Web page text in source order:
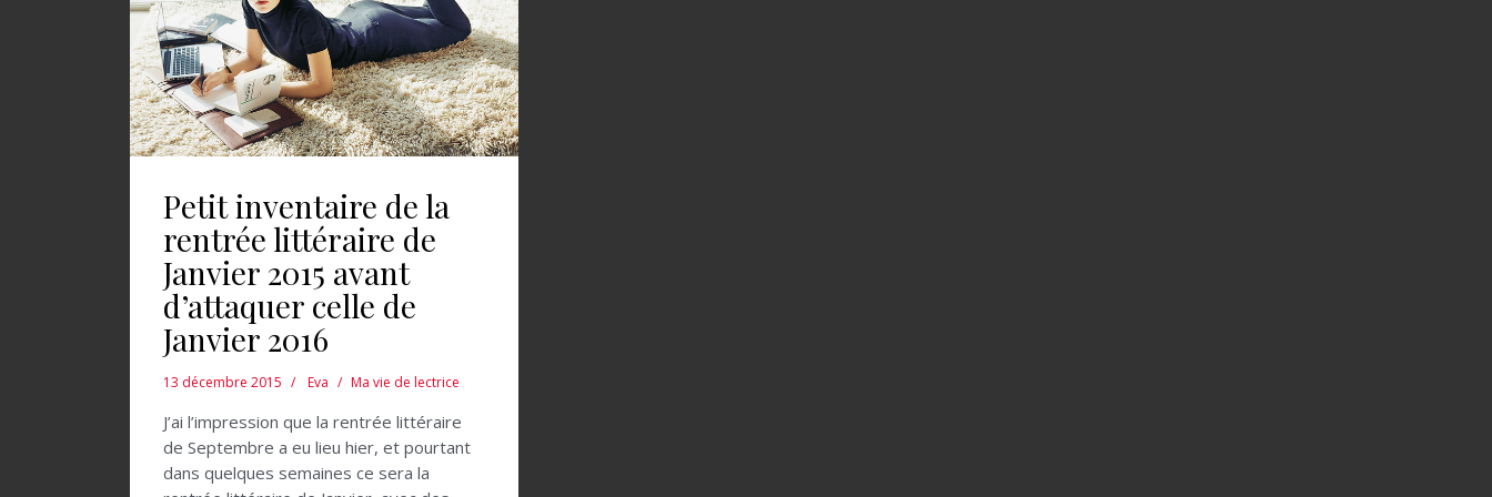
Petit inventaire de la
rentrée littéraire de
Janvier 2015 avant
d’attaquer celle de
Janvier 2016
13 décembre 2015 Eva Ma vie de lectrice
J’ai l’impression que la rentrée littéraire
de Septembre a eu lieu hier, et pourtant
dans quelques semaines ce sera la